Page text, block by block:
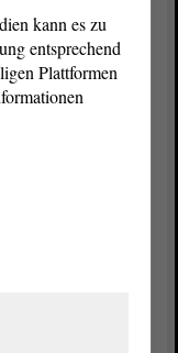
(r.) und der drei
kann es zu
entsprechend
Plattformen